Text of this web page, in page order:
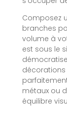
Composez
branches
volume à
est sous le
décorations
métaux ou
équilibre